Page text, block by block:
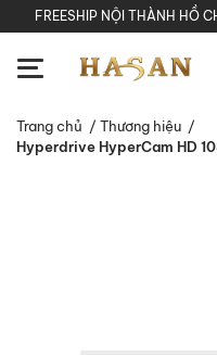
FREESHIP NỘI THÀNH HỒ
Trang chủ / Thương hiệu /
Hyperdrive HyperCam HD